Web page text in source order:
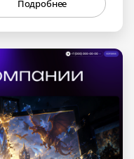
Подробнее